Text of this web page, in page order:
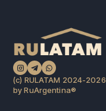
(c) RULATAM 2024-2026
by RuArgentina®️